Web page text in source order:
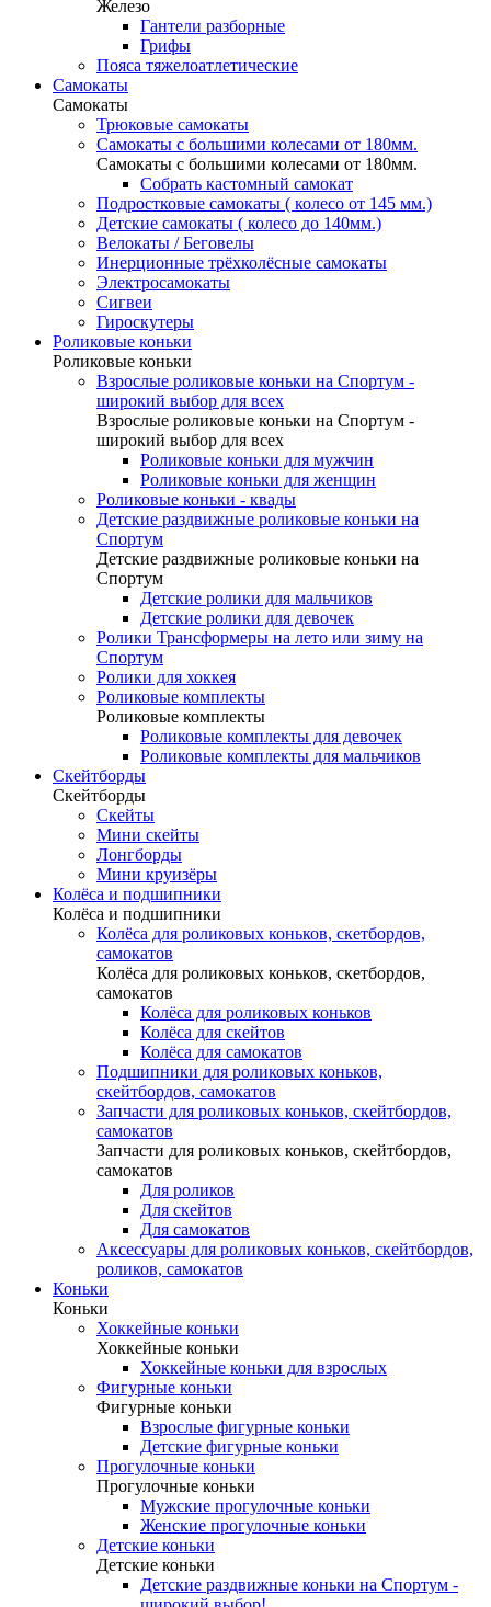
Железо
Гантели разборные
Грифы
Пояса тяжелоатлетические
Самокаты
Самокаты
Трюковые самокаты
Самокаты с большими колесами от 180мм.
Самокаты с большими колесами от 180мм.
Собрать кастомный самокат
Подростковые самокаты ( колесо от 145 мм.)
Детские самокаты ( колесо до 140мм.)
Велокаты / Беговелы
Инерционные трёхколёсные самокаты
Электросамокаты
Сигвеи
Гироскутеры
Роликовые коньки
Роликовые коньки
Взрослые роликовые коньки на Спортум -
широкий выбор для всех
Взрослые роликовые коньки на Спортум -
широкий выбор для всех
Роликовые коньки для мужчин
Роликовые коньки для женщин
Роликовые коньки - квады
Детские раздвижные роликовые коньки на
Спортум
Детские раздвижные роликовые коньки на
Спортум
Детские ролики для мальчиков
Детские ролики для девочек
Ролики Трансформеры на лето или зиму на
Спортум
Ролики для хоккея
Роликовые комплекты
Роликовые комплекты
Роликовые комплекты для девочек
Роликовые комплекты для мальчиков
Скейтборды
Скейтборды
Скейты
Мини скейты
Лонгборды
Мини круизёры
Колёса и подшипники
Колёса и подшипники
Колёса для роликовых коньков, скетбордов,
самокатов
Колёса для роликовых коньков, скетбордов,
самокатов
Колёса для роликовых коньков
Колёса для скейтов
Колёса для самокатов
Подшипники для роликовых коньков,
скейтбордов, самокатов
Запчасти для роликовых коньков, скейтбордов,
самокатов
Запчасти для роликовых коньков, скейтбордов,
самокатов
Для роликов
Для скейтов
Для самокатов
Аксессуары для роликовых коньков, скейтбордов,
роликов, самокатов
Коньки
Коньки
Хоккейные коньки
Хоккейные коньки
Хоккейные коньки для взрослых
Фигурные коньки
Фигурные коньки
Взрослые фигурные коньки
Детские фигурные коньки
Прогулочные коньки
Прогулочные коньки
Мужские прогулочные коньки
Женские прогулочные коньки
Детские коньки
Детские коньки
Детские раздвижные коньки на Спортум -